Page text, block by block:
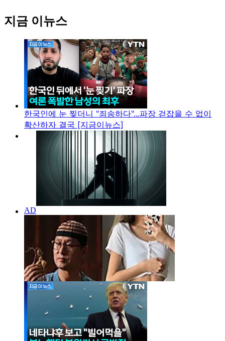
지금 이뉴스
한국인에 눈 찢더니 "죄송하다"...파장 걷잡을 수 없이
확산하자 결국 [지금이뉴스]